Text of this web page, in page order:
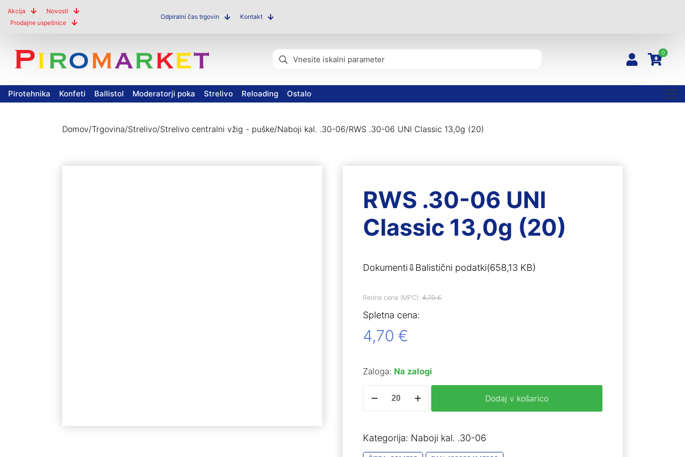
Akcija
Novosti
Prodajne uspešnice
Odpiralni čas trgovin Kontakt
0
Pirotehnika Konfeti Ballistol Moderatorji poka Strelivo Reloading Ostalo
Domov/Trgovina/Strelivo/Strelivo centralni vžig - puške/Naboji kal. .30-06/RWS .30-06 UNI Classic 13,0g (20)
RWS .30-06 UNI
Classic 13,0g (20)
Dokumenti⇩Balistični podatki(658,13 KB)
Redna cena (MPC): 4,70€
Spletna cena:
4,70 €
Zaloga: Na zalogi
Classic
13,0g
Dodaj v košarico
Kategorija: Naboji kal. .30-06